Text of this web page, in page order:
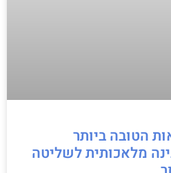
הטובה ביותר
מלאכותית לשליטה